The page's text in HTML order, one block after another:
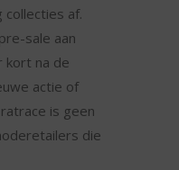
af.
sale aan
kort na de
actie of
is geen
die